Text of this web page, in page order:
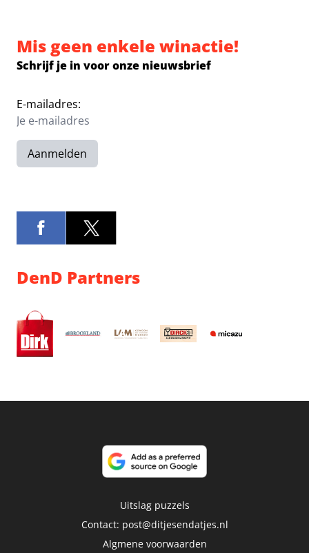
Mis geen enkele winactie!
Schrijf je in voor onze nieuwsbrief
E-mailadres:
Aanmelden
DenD Partners
Uitslag puzzels
Contact: post@ditjesendatjes.nl
Algmene voorwaarden